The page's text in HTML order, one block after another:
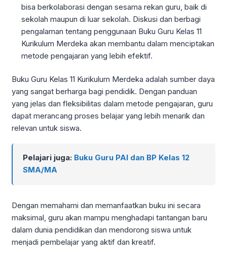
bisa berkolaborasi dengan sesama rekan guru, baik di
sekolah maupun di luar sekolah. Diskusi dan berbagi
pengalaman tentang penggunaan Buku Guru Kelas 11
Kurikulum Merdeka akan membantu dalam menciptakan
metode pengajaran yang lebih efektif.
Buku Guru Kelas 11 Kurikulum Merdeka adalah sumber daya
yang sangat berharga bagi pendidik. Dengan panduan
yang jelas dan fleksibilitas dalam metode pengajaran, guru
dapat merancang proses belajar yang lebih menarik dan
relevan untuk siswa.
Pelajari juga: Buku Guru PAI dan BP Kelas 12
SMA/MA
Dengan memahami dan memanfaatkan buku ini secara
maksimal, guru akan mampu menghadapi tantangan baru
dalam dunia pendidikan dan mendorong siswa untuk
menjadi pembelajar yang aktif dan kreatif.